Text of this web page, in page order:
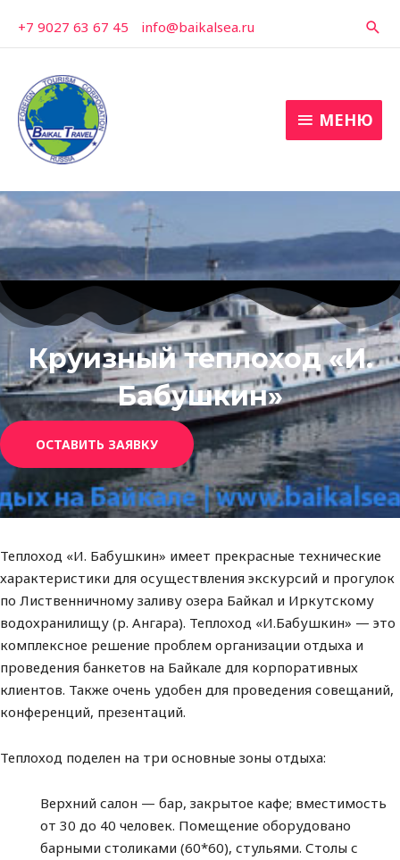
+7 9027 63 67 45 info@baikalsea.ru
МЕНЮ
Круизный теплоход «И.
Бабушкин»
ОСТАВИТЬ ЗАЯВКУ
Теплоход «И. Бабушкин» имеет прекрасные технические
характеристики для осуществления экскурсий и прогулок
по Лиственничному заливу озера Байкал и Иркутскому
водохранилищу (р. Ангара). Теплоход «И.Бабушкин» — это
комплексное решение проблем организации отдыха и
проведения банкетов на Байкале для корпоративных
клиентов. Также очень удобен для проведения совещаний,
конференций, презентаций.
Теплоход поделен на три основные зоны отдыха:
Верхний салон — бар, закрытое кафе; вместимость
от 30 до 40 человек. Помещение оборудовано
барными столиками (60*60), стульями. Столы с